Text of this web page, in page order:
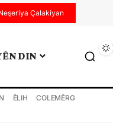
Çalakiyan
DIN
ÊLIH COLEMÊRG